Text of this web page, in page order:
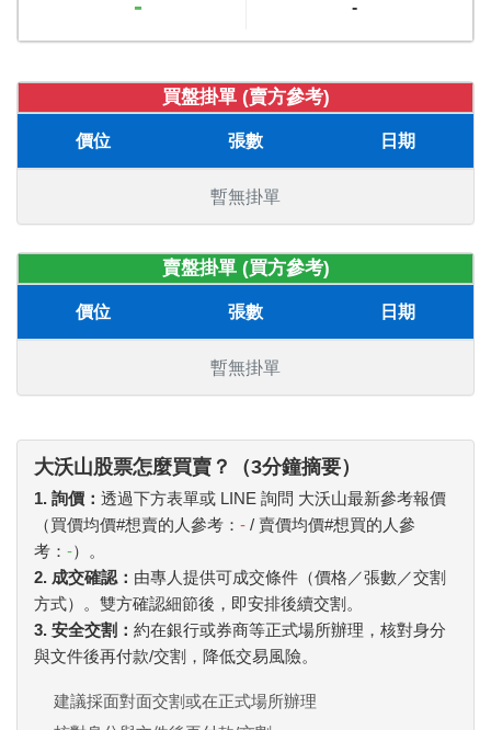
-
買盤掛單 (賣方參考)
價位 張數 日期
暫無掛單
賣盤掛單 (買方參考)
價位 張數 日期
暫無掛單
大沃山股票怎麼買賣？（3分鐘摘要）
1. 詢價： 透過下方表單或 LINE 詢問 大沃山最新參考報價
（買價均價#想賣的人參考： - / 賣價均價#想買的人參
考： -）。
2. 成交確認： 由專人提供可成交條件（價格／張數／交割
方式）。雙方確認細節後，即安排後續交割。
3. 安全交割： 約在銀行或券商等正式場所辦理，核對身分
與文件後再付款/交割，降低交易風險。
建議採面對面交割或在正式場所辦理